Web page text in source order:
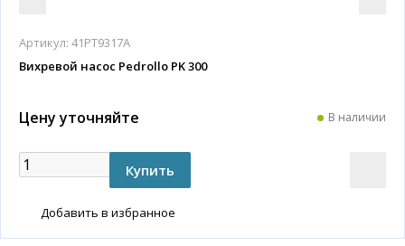
Артикул: 41PT9317A
Вихревой насос Pedrollo PK 300
Цену уточняйте В наличии
Добавить в избранное